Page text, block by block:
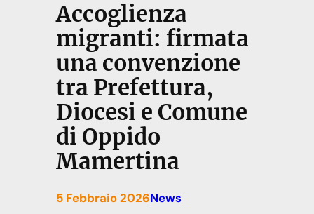
Accoglienza
migranti: firmata
una convenzione
tra Prefettura,
Diocesi e Comune
di Oppido
Mamertina
5 Febbraio 2026News